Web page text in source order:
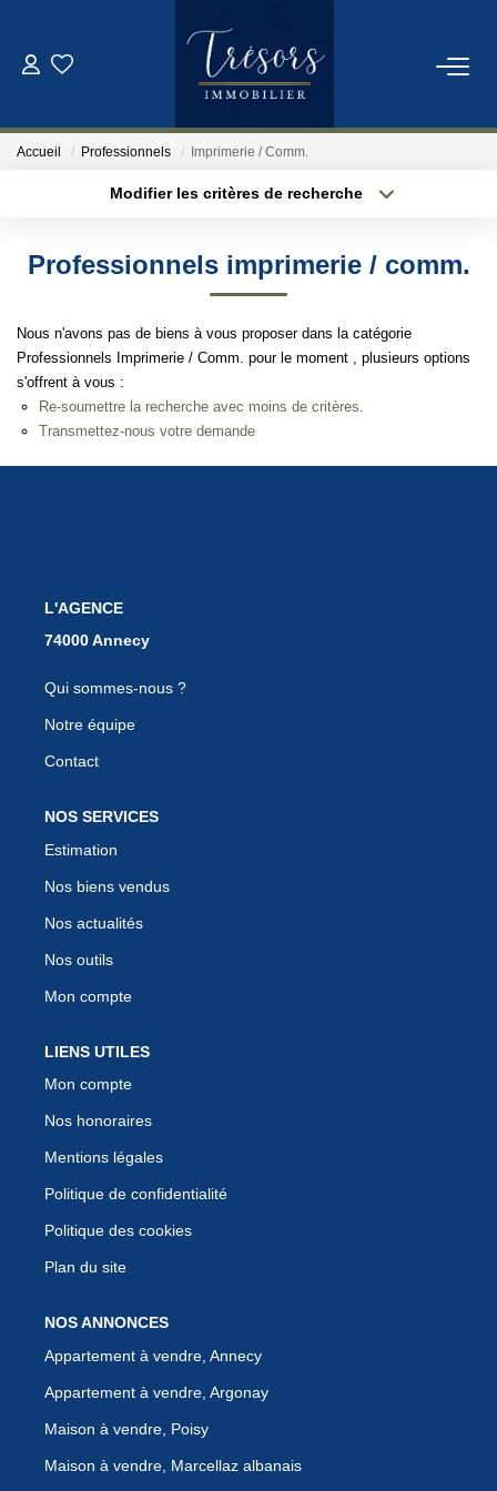
Qui Sommes-Nous
Notre Équipe
ESTIMATION
Accueil Professionnels Imprimerie / Comm.
Modifier les critères de recherche
Budget max
Plus de critères Créer une alerte
Professionnels imprimerie / comm.
Nous n'avons pas de biens à vous proposer dans la catégorie
Professionnels Imprimerie / Comm. pour le moment , plusieurs options
s'offrent à vous :
Re-soumettre la recherche avec moins de critères.
Transmettez-nous votre demande
L'AGENCE
Qui sommes-nous ?
Notre équipe
Contact
NOS SERVICES
Estimation
Nos biens vendus
Nos actualités
Nos outils
Mon compte
LIENS UTILES
Mon compte
Nos honoraires
Mentions légales
Politique de confidentialité
Politique des cookies
Plan du site
NOS ANNONCES
Appartement à vendre, Annecy
Appartement à vendre, Argonay
Maison à vendre, Poisy
Maison à vendre, Marcellaz albanais